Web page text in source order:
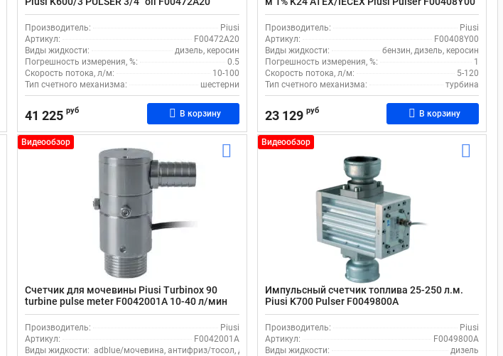
Производитель:
Piusi
Артикул:
F00472A20
Виды жидкости:
дизель, керосин
Погрешность измерения, %:
0.5
Скорость потока, л/м:
10-100
Тип счетного механизма:
шестерни
41 225 руб В корзину
Производитель:
Piusi
Артикул:
F00408Y00
Виды жидкости:
бензин, дизель, керосин
Погрешность измерения, %:
1
Скорость потока, л/м:
5-120
Тип счетного механизма:
турбина
23 129 руб В корзину
Видеообзор
Счетчик для мочевины Piusi Turbinox 90
turbine pulse meter F0042001A 10-40 л/мин
Производитель:
Piusi
Артикул:
F0042001A
Виды жидкости: adblue/мочевина, антифриз/тосол, дизель, химия, кислота, масло, моющие жидкости, щелочи,
Видеообзор
Импульсный счетчик топлива 25-250 л.м.
Piusi K700 Pulser F0049800A
Производитель:
Piusi
Артикул:
F0049800A
Виды жидкости:
дизель